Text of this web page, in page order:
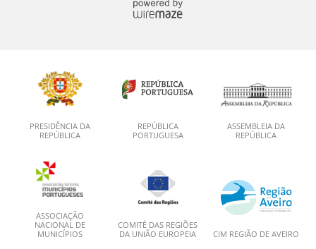
PRESIDÊNCIA DA
REPÚBLICA
REPÚBLICA
PORTUGUESA
ASSEMBLEIA DA
REPÚBLICA
ASSOCIAÇÃO
NACIONAL DE
MUNICÍPIOS
COMITÉ DAS REGIÕES
DA UNIÃO EUROPEIA
CIM REGIÃO DE AVEIRO